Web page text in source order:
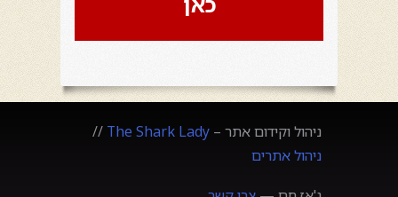
ניהול וקידום אתר – The Shark Lady
//
ניהול אתרים